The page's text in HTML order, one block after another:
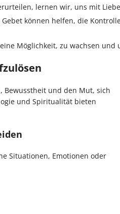
lernen wir, uns mit
können helfen, die
Möglichkeit, zu wachsen
Bewusstheit und den Mut, sich
und Spiritualität bieten
Situationen, Emotionen oder